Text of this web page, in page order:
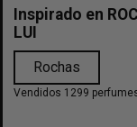
Inspirado en
LUI
Rochas
Vendidos 1299